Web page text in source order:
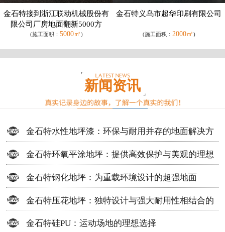
金石特接到浙江联动机械股份有
限公司厂房地面翻新5000方
(施工面积： 5000㎡)
金石特义乌市超华印刷有限公司
(施工面积： 2000㎡)
新闻资讯
金石特水性地坪漆：环保与耐用并存的地面解决方
案
金石特环氧平涂地坪：提供高效保护与美观的理想
选择
金石特钢化地坪：为重载环境设计的超强地面
金石特压花地坪：独特设计与强大耐用性相结合的
地面材料
金石特硅PU：运动场地的理想选择